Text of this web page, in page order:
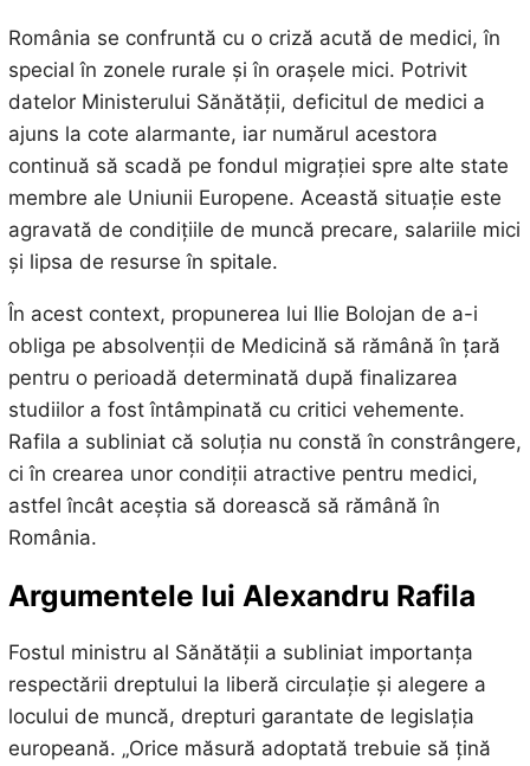
România se confruntă cu o criză acută de medici, în
special în zonele rurale și în orașele mici. Potrivit
datelor Ministerului Sănătății, deficitul de medici a
ajuns la cote alarmante, iar numărul acestora
continuă să scadă pe fondul migrației spre alte state
membre ale Uniunii Europene. Această situație este
agravată de condițiile de muncă precare, salariile mici
și lipsa de resurse în spitale.
În acest context, propunerea lui Ilie Bolojan de a-i
obliga pe absolvenții de Medicină să rămână în țară
pentru o perioadă determinată după finalizarea
studiilor a fost întâmpinată cu critici vehemente.
Rafila a subliniat că soluția nu constă în constrângere,
ci în crearea unor condiții atractive pentru medici,
astfel încât aceștia să dorească să rămână în
România.
Argumentele lui Alexandru Rafila
Fostul ministru al Sănătății a subliniat importanța
respectării dreptului la liberă circulație și alegere a
locului de muncă, drepturi garantate de legislația
europeană. „Orice măsură adoptată trebuie să țină